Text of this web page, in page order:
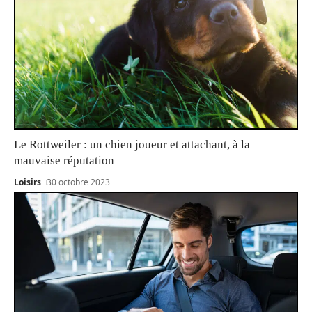
Le Rottweiler : un chien joueur et attachant, à la
mauvaise réputation
Loisirs 30 octobre 2023